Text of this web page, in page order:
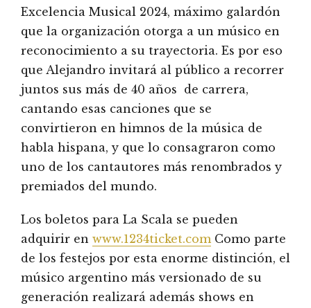
Excelencia Musical 2024, máximo galardón
que la organización otorga a un músico en
reconocimiento a su trayectoria. Es por eso
que Alejandro invitará al público a recorrer
juntos sus más de 40 años de carrera,
cantando esas canciones que se
convirtieron en himnos de la música de
habla hispana, y que lo consagraron como
uno de los cantautores más renombrados y
premiados del mundo.
Los boletos para La Scala se pueden
adquirir en www.1234ticket.com Como parte
de los festejos por esta enorme distinción, el
músico argentino más versionado de su
generación realizará además shows en